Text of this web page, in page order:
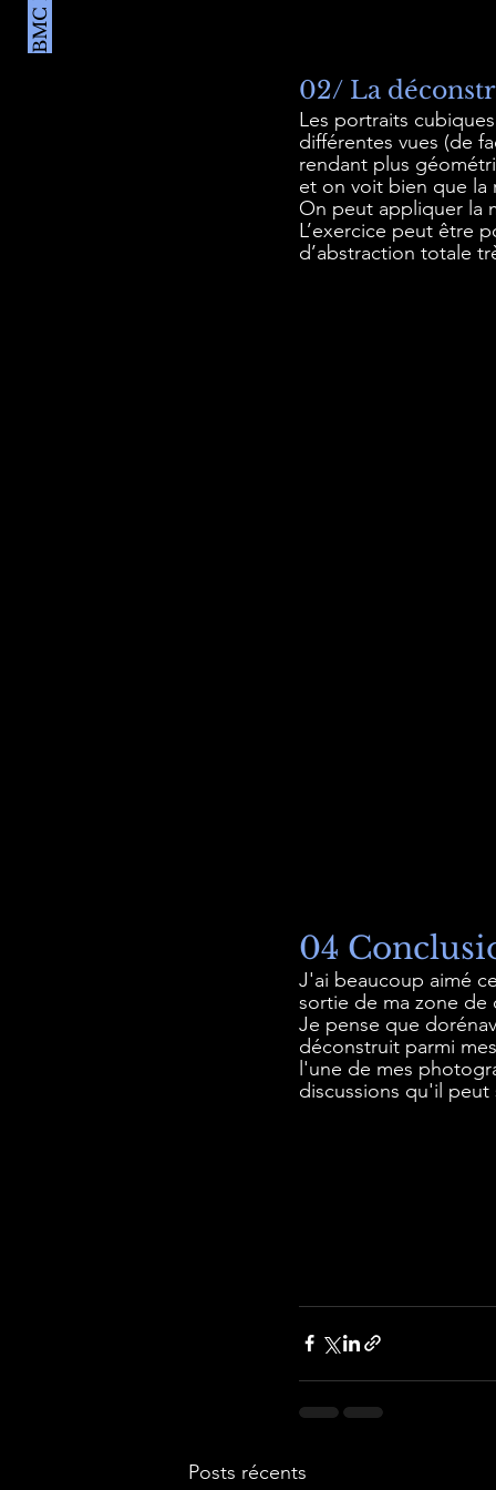
02/ La
Les portraits
différentes vues (de
rendant plus
et on voit bien que la
On peut appliquer la
L’exercice peut être
d’abstraction totale
04
J'ai beaucoup aimé
sortie de ma zone de
Je pense que
déconstruit parmi
l'une de mes
discussions qu'il peut
Posts récents